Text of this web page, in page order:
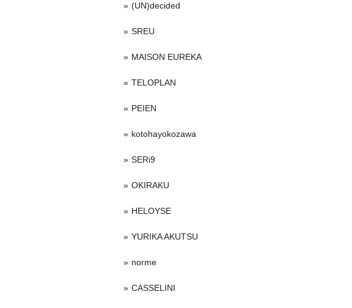
(UN)decided
SREU
MAISON EUREKA
TELOPLAN
PEIEN
kotohayokozawa
SERi9
OKIRAKU
HELOYSE
YURIKA AKUTSU
norme
CASSELINI